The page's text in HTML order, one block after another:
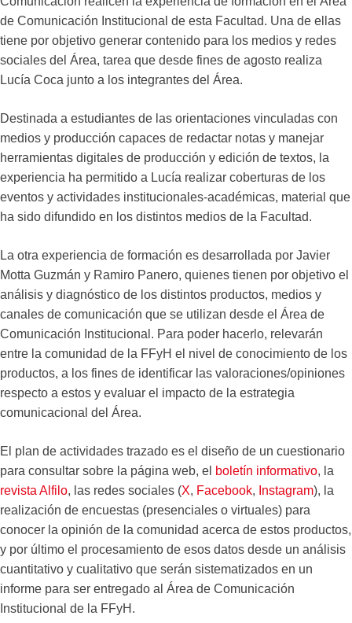
de Comunicación Institucional de esta Facultad. Una de ellas
tiene por objetivo generar contenido para los medios y redes
sociales del Área, tarea que desde fines de agosto realiza
Lucía Coca junto a los integrantes del Área.
Destinada a estudiantes de las orientaciones vinculadas con
medios y producción capaces de redactar notas y manejar
herramientas digitales de producción y edición de textos, la
experiencia ha permitido a Lucía realizar coberturas de los
eventos y actividades institucionales-académicas, material que
ha sido difundido en los distintos medios de la Facultad.
La otra experiencia de formación es desarrollada por Javier
Motta Guzmán y Ramiro Panero, quienes tienen por objetivo el
análisis y diagnóstico de los distintos productos, medios y
canales de comunicación que se utilizan desde el Área de
Comunicación Institucional. Para poder hacerlo, relevarán
entre la comunidad de la FFyH el nivel de conocimiento de los
productos, a los fines de identificar las valoraciones/opiniones
respecto a estos y evaluar el impacto de la estrategia
comunicacional del Área.
El plan de actividades trazado es el diseño de un cuestionario
para consultar sobre la página web, el boletín informativo, la
revista Alfilo, las redes sociales (X, Facebook, Instagram), la
realización de encuestas (presenciales o virtuales) para
conocer la opinión de la comunidad acerca de estos productos,
y por último el procesamiento de esos datos desde un análisis
cuantitativo y cualitativo que serán sistematizados en un
informe para ser entregado al Área de Comunicación
Institucional de la FFyH.